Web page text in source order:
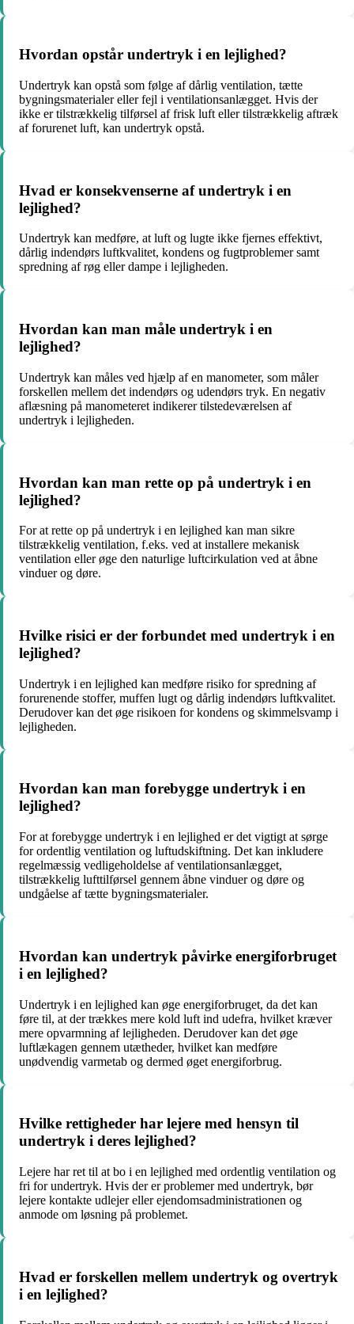
Hvordan opstår undertryk i en lejlighed?
Undertryk kan opstå som følge af dårlig ventilation, tætte
bygningsmaterialer eller fejl i ventilationsanlægget. Hvis der
ikke er tilstrækkelig tilførsel af frisk luft eller tilstrækkelig aftræk
af forurenet luft, kan undertryk opstå.
Hvad er konsekvenserne af undertryk i en
lejlighed?
Undertryk kan medføre, at luft og lugte ikke fjernes effektivt,
dårlig indendørs luftkvalitet, kondens og fugtproblemer samt
spredning af røg eller dampe i lejligheden.
Hvordan kan man måle undertryk i en
lejlighed?
Undertryk kan måles ved hjælp af en manometer, som måler
forskellen mellem det indendørs og udendørs tryk. En negativ
aflæsning på manometeret indikerer tilstedeværelsen af
undertryk i lejligheden.
Hvordan kan man rette op på undertryk i en
lejlighed?
For at rette op på undertryk i en lejlighed kan man sikre
tilstrækkelig ventilation, f.eks. ved at installere mekanisk
ventilation eller øge den naturlige luftcirkulation ved at åbne
vinduer og døre.
Hvilke risici er der forbundet med undertryk i en
lejlighed?
Undertryk i en lejlighed kan medføre risiko for spredning af
forurenende stoffer, muffen lugt og dårlig indendørs luftkvalitet.
Derudover kan det øge risikoen for kondens og skimmelsvamp i
lejligheden.
Hvordan kan man forebygge undertryk i en
lejlighed?
For at forebygge undertryk i en lejlighed er det vigtigt at sørge
for ordentlig ventilation og luftudskiftning. Det kan inkludere
regelmæssig vedligeholdelse af ventilationsanlægget,
tilstrækkelig lufttilførsel gennem åbne vinduer og døre og
undgåelse af tætte bygningsmaterialer.
Hvordan kan undertryk påvirke energiforbruget
i en lejlighed?
Undertryk i en lejlighed kan øge energiforbruget, da det kan
føre til, at der trækkes mere kold luft ind udefra, hvilket kræver
mere opvarmning af lejligheden. Derudover kan det øge
luftlækagen gennem utætheder, hvilket kan medføre
unødvendig varmetab og dermed øget energiforbrug.
Hvilke rettigheder har lejere med hensyn til
undertryk i deres lejlighed?
Lejere har ret til at bo i en lejlighed med ordentlig ventilation og
fri for undertryk. Hvis der er problemer med undertryk, bør
lejere kontakte udlejer eller ejendomsadministrationen og
anmode om løsning på problemet.
Hvad er forskellen mellem undertryk og overtryk
i en lejlighed?